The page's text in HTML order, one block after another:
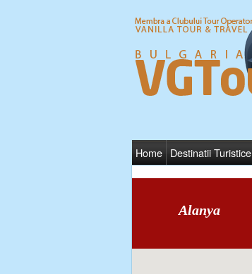
Home Destinatii Turistice
Alanya